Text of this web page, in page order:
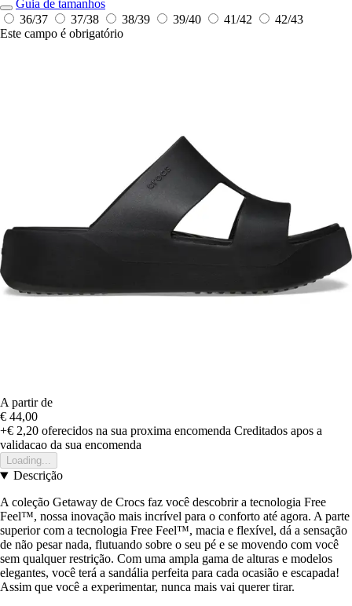
Guia de tamanhos
36/37
37/38 38/39 39/40 41/42
42/43
Este campo é obrigatório
A partir de
€ 44,00
+€ 2,20 oferecidos na sua proxima encomenda Creditados apos a
validacao da sua encomenda
Loading...
Descrição
A coleção Getaway de Crocs faz você descobrir a tecnologia Free
Feel™, nossa inovação mais incrível para o conforto até agora. A parte
superior com a tecnologia Free Feel™, macia e flexível, dá a sensação
de não pesar nada, flutuando sobre o seu pé e se movendo com você
sem qualquer restrição. Com uma ampla gama de alturas e modelos
elegantes, você terá a sandália perfeita para cada ocasião e escapada!
Assim que você a experimentar, nunca mais vai querer tirar.